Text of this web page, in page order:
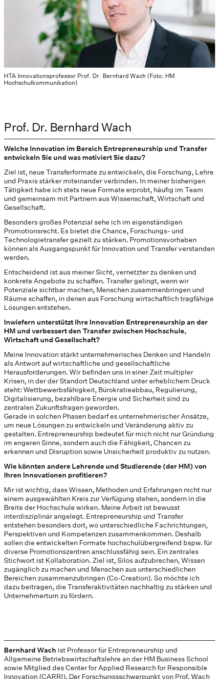
HTA Innovationsprofessor Prof. Dr. Bernhard Wach (Foto: HM
Hochschulkommunikation)
Prof. Dr. Bernhard Wach
Welche Innovation im Bereich Entrepreneurship und Transfer
entwickeln Sie und was motiviert Sie dazu?
Ziel ist, neue Transferformate zu entwickeln, die Forschung, Lehre
und Praxis stärker miteinander verbinden. In meiner bisherigen
Tätigkeit habe ich stets neue Formate erprobt, häufig im Team
und gemeinsam mit Partnern aus Wissenschaft, Wirtschaft und
Gesellschaft.
Besonders großes Potenzial sehe ich im eigenständigen
Promotionsrecht. Es bietet die Chance, Forschungs- und
Technologietransfer gezielt zu stärken. Promotionsvorhaben
können als Ausgangspunkt für Innovation und Transfer verstanden
werden.
Entscheidend ist aus meiner Sicht, vernetzter zu denken und
konkrete Angebote zu schaffen. Transfer gelingt, wenn wir
Potenziale sichtbar machen, Menschen zusammenbringen und
Räume schaffen, in denen aus Forschung wirtschaftlich tragfähige
Lösungen entstehen.
Inwiefern unterstützt Ihre Innovation Entrepreneurship an der
HM und verbessert den Transfer zwischen Hochschule,
Wirtschaft und Gesellschaft?
Meine Innovation stärkt unternehmerisches Denken und Handeln
als Antwort auf wirtschaftliche und gesellschaftliche
Herausforderungen. Wir befinden uns in einer Zeit multipler
Krisen, in der der Standort Deutschland unter erheblichem Druck
steht: Wettbewerbsfähigkeit, Bürokratieabbau, Regulierung,
Digitalisierung, bezahlbare Energie und Sicherheit sind zu
zentralen Zukunftsfragen geworden.
Gerade in solchen Phasen bedarf es unternehmerischer Ansätze,
um neue Lösungen zu entwickeln und Veränderung aktiv zu
gestalten. Entrepreneurship bedeutet für mich nicht nur Gründung
im engeren Sinne, sondern auch die Fähigkeit, Chancen zu
erkennen und Disruption sowie Unsicherheit produktiv zu nutzen.
Wie könnten andere Lehrende und Studierende (der HM) von
Ihren Innovationen profitieren?
Mir ist wichtig, dass Wissen, Methoden und Erfahrungen nicht nur
einem ausgewählten Kreis zur Verfügung stehen, sondern in die
Breite der Hochschule wirken. Meine Arbeit ist bewusst
interdisziplinär angelegt. Entrepreneurship und Transfer
entstehen besonders dort, wo unterschiedliche Fachrichtungen,
Perspektiven und Kompetenzen zusammenkommen. Deshalb
sollen die entwickelten Formate hochschulübergreifend bspw. für
diverse Promotionszentren anschlussfähig sein. Ein zentrales
Stichwort ist Kollaboration. Ziel ist, Silos aufzubrechen, Wissen
zugänglich zu machen und Menschen aus unterschiedlichen
Bereichen zusammenzubringen (Co-Creation). So möchte ich
dazu beitragen, die Transferaktivitäten nachhaltig zu stärken und
Unternehmertum zu fördern.
Bernhard Wach ist Professor für Entrepreneurship und
Allgemeine Betriebswirtschaftslehre an der HM Business School
sowie Mitglied des Center for Applied Research for Responsible
Innovation (CARRI). Der Forschungsschwerpunkt von Prof. Wach